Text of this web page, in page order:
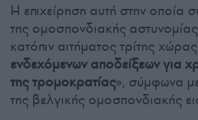
Η επιχείρηση αυτή στην οποία
της ομοσπονδιακής
κατόπιν αιτήματος τρίτης
ενδεχόμενων αποδείξεων για
της τρομοκρατίας», σύμφωνα
της βελγικής ομοσπονδιακής